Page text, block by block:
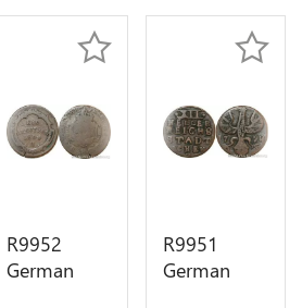
Make Offer
R9952
German
R9951
German